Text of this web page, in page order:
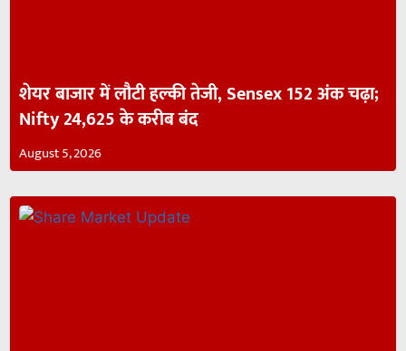
शेयर बाजार में लौटी हल्की तेजी, Sensex 152 अंक चढ़ा;
Nifty 24,625 के करीब बंद
August 5, 2026